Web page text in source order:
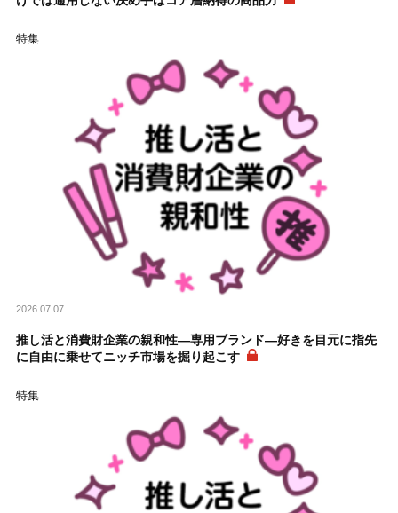
特集
2026.07.07
推し活と消費財企業の親和性―専用ブランド―好きを目元に指先
に自由に乗せてニッチ市場を掘り起こす
特集